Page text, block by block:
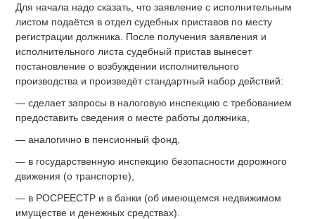
Для начала надо сказать, что заявление с исполнительным
листом подаётся в отдел судебных приставов по месту
регистрации должника. После получения заявления и
исполнительного листа судебный пристав вынесет
постановление о возбуждении исполнительного
производства и произведёт стандартный набор действий:
— сделает запросы в налоговую инспекцию с требованием
предоставить сведения о месте работы должника,
— аналогично в пенсионный фонд,
— в государственную инспекцию безопасности дорожного
движения (о транспорте),
— в РОСРЕЕСТР и в банки (об имеющемся недвижимом
имуществе и денежных средствах).